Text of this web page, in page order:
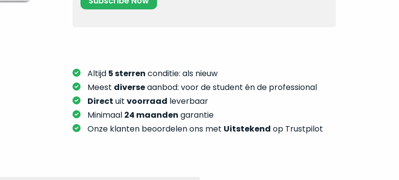
Altijd 5 sterren conditie: als nieuw
Meest diverseaanbod: voor de student én de professional
Direct uit voorraad leverbaar
Minimaal 24 maanden garantie
Onze klanten beoordelen ons met Uitstekend op Trustpilot